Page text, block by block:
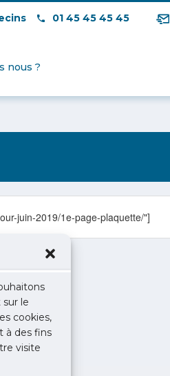
le
cookies,
à des fins
visite
01 45 45 45 45
nous ?
juin-2019/1e-page-plaquette/"]